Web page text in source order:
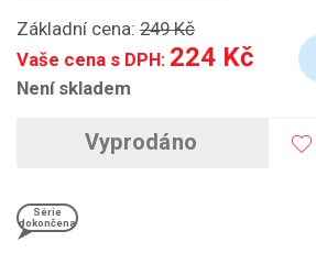
Základní cena: 249 Kč
Vaše cena s DPH: 224 Kč
Není skladem
Vyprodáno
Série
dokončena